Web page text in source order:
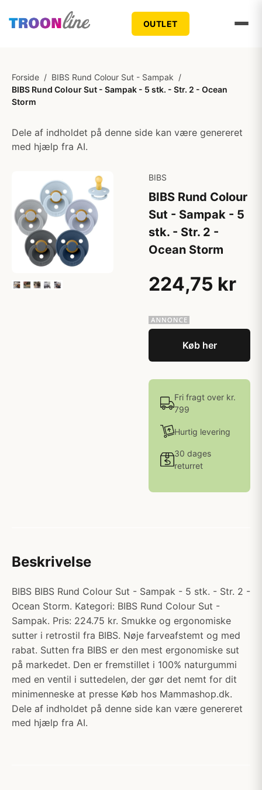
OUTLET
Forside / BIBS Rund Colour Sut - Sampak /
BIBS Rund Colour Sut - Sampak - 5 stk. - Str. 2 - Ocean
Storm
Dele af indholdet på denne side kan være genereret
med hjælp fra AI.
BIBS
BIBS Rund Colour
Sut - Sampak - 5
stk. - Str. 2 -
Ocean Storm
224,75 kr
Køb her
Fri fragt over kr.
799
Hurtig levering
30 dages
returret
Beskrivelse
BIBS BIBS Rund Colour Sut - Sampak - 5 stk. - Str. 2 -
Ocean Storm. Kategori: BIBS Rund Colour Sut -
Sampak. Pris: 224.75 kr. Smukke og ergonomiske
sutter i retrostil fra BIBS. Nøje farveafstemt og med
rabat. Sutten fra BIBS er den mest ergonomiske sut
på markedet. Den er fremstillet i 100% naturgummi
med en ventil i suttedelen, der gør det nemt for dit
minimenneske at presse Køb hos Mammashop.dk.
Dele af indholdet på denne side kan være genereret
med hjælp fra AI.